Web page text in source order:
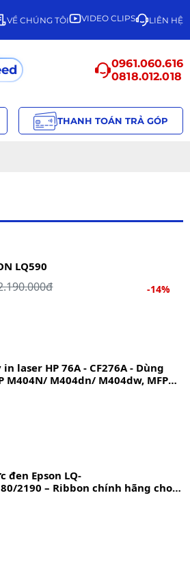
VỀ CHÚNG TÔI VIDEO CLIPS LIÊN HỆ
0961.060.616
0818.012.018
THANH TOÁN TRẢ GÓP
LQ590
-14%
laser HP 76A - CF276A - Dùng
M404N/ M404dn/ M404dw, MFP
đen Epson LQ-
2190 – Ribbon chính hãng cho